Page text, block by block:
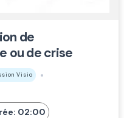
de
ou de crise
Visio
02:00